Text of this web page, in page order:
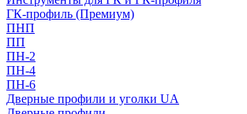
ГК-профиль (Премиум)
ПНП
ПП
ПН-2
ПН-4
ПН-6
Дверные профили и уголки UA